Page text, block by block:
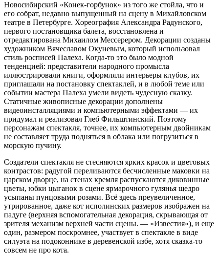
Новосибирский «Конек-горбунок» из того же стойла, что и
его собрат, недавно выпущенный на сцену в Михайловском
театре в Петербурге. Хореография Александра Радунского,
первого постановщика балета, восстановлена и
отредактирована Михаилом Мессерером. Декорации созданы
художником Вячеславом Окуневым, который использовал
стиль росписей Палеха. Когда-то это было модной
тенденцией: представители народного промысла
иллюстрировали книги, оформляли интерьеры клубов, их
приглашали на постановку спектаклей, и в любой теме или
событии мастера Палеха умели видеть чудесную сказку.
Статичные живописные декорации дополнены
видеоинсталляциями и компьютерными эффектами — их
придумал и реализовал Глеб Фильштинский. Поэтому
персонажам спектакля, точнее, их компьютерным двойникам
не составляет труда подняться в облака или погрузиться в
морскую пучину.
Создатели спектакля не стесняются ярких красок и цветовых
контрастов: радугой переливаются бесчисленные маковки на
царском дворце, на стенах кремля распускаются диковинные
цветы, юбки цыганок в сцене ярмарочного гулянья щедро
усыпаны пунцовыми розами. Всё здесь преувеличенное,
утрированное, даже кот исполинских размеров изображен на
падуге (верхняя вспомогательная декорация, скрывающая от
зрителя механизм верхней части сцены. — «Известия»), и еще
один, размером поскромнее, участвует в спектакле в виде
силуэта на подоконнике в деревенской избе, хотя сказка-то
совсем не про кота.